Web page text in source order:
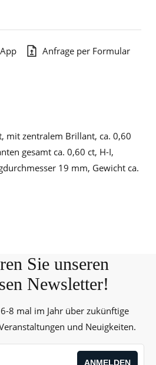
Anfrage per Formular
mit zentralem Brillant, ca. 0,60
gesamt ca. 0,60 ct, H-I,
19 mm, Gewicht ca.
Sie unseren
Newsletter!
8 mal im Jahr über zukünftige
und Neuigkeiten.